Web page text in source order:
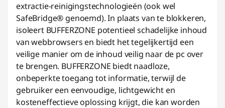
extractie-reinigingstechnologieën (ook wel
SafeBridge® genoemd). In plaats van te blokkeren,
isoleert BUFFERZONE potentieel schadelijke inhoud
van webbrowsers en biedt het tegelijkertijd een
veilige manier om de inhoud veilig naar de pc over
te brengen. BUFFERZONE biedt naadloze,
onbeperkte toegang tot informatie, terwijl de
gebruiker een eenvoudige, lichtgewicht en
kosteneffectieve oplossing krijgt, die kan worden